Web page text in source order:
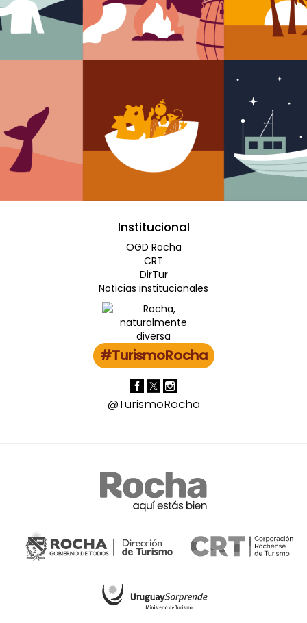
Institucional
OGD Rocha
CRT
DirTur
Noticias institucionales
#TurismoRocha
@TurismoRocha